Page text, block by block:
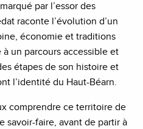
par l’essor des
raconte l’évolution d’un
économie et traditions
un parcours accessible et
étapes de son histoire et
l’identité du Haut-Béarn.
comprendre ce territoire de
savoir-faire, avant de partir à